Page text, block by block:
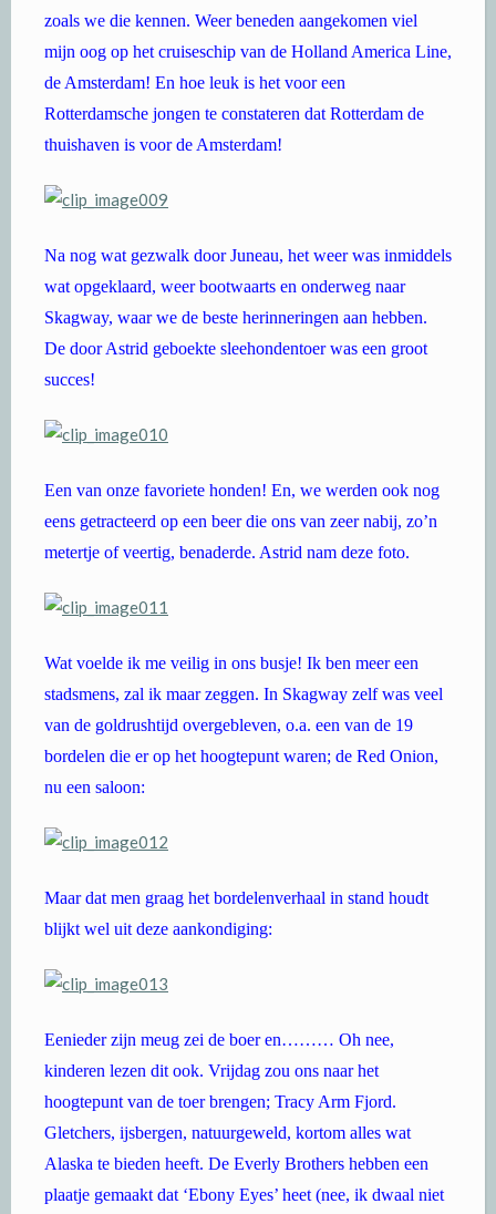
zoals we die kennen. Weer beneden aangekomen viel
mijn oog op het cruiseschip van de Holland America Line,
de Amsterdam! En hoe leuk is het voor een
Rotterdamsche jongen te constateren dat Rotterdam de
thuishaven is voor de Amsterdam!
Na nog wat gezwalk door Juneau, het weer was inmiddels
wat opgeklaard, weer bootwaarts en onderweg naar
Skagway, waar we de beste herinneringen aan hebben.
De door Astrid geboekte sleehondentoer was een groot
succes!
Een van onze favoriete honden! En, we werden ook nog
eens getracteerd op een beer die ons van zeer nabij, zo’n
metertje of veertig, benaderde. Astrid nam deze foto.
Wat voelde ik me veilig in ons busje! Ik ben meer een
stadsmens, zal ik maar zeggen. In Skagway zelf was veel
van de goldrushtijd overgebleven, o.a. een van de 19
bordelen die er op het hoogtepunt waren; de Red Onion,
nu een saloon:
Maar dat men graag het bordelenverhaal in stand houdt
blijkt wel uit deze aankondiging:
Eenieder zijn meug zei de boer en……… Oh nee,
kinderen lezen dit ook. Vrijdag zou ons naar het
hoogtepunt van de toer brengen; Tracy Arm Fjord.
Gletchers, ijsbergen, natuurgeweld, kortom alles wat
Alaska te bieden heeft. De Everly Brothers hebben een
plaatje gemaakt dat ‘Ebony Eyes’ heet (nee, ik dwaal niet